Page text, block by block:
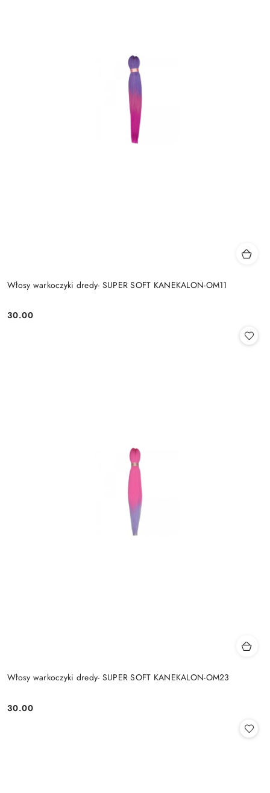
Włosy warkoczyki dredy- SUPER SOFT KANEKALON-OM11
Cena:
30.00
Włosy warkoczyki dredy- SUPER SOFT KANEKALON-OM23
Cena:
30.00